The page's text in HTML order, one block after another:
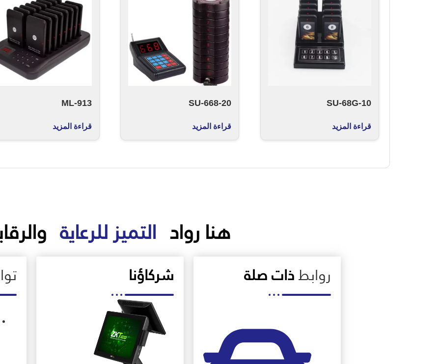
SU-68G-10
قراءة المزيد
SU-668-20
قراءة المزيد
ML-913
قراءة المزيد
هنا رواد التميز للرعاية
روابطذات صلة شركاؤنا